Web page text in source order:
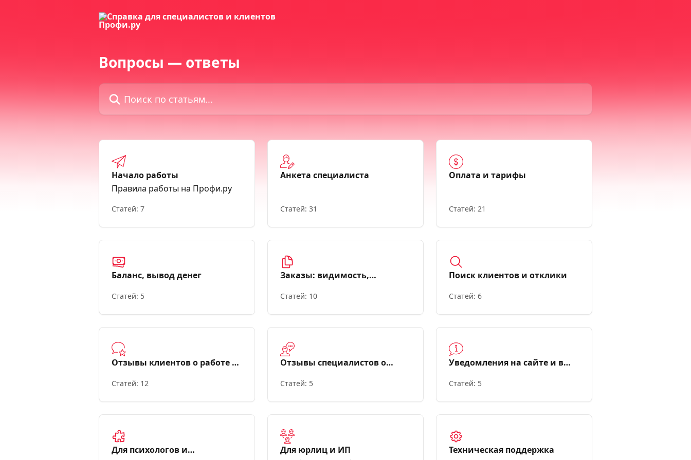
Вопросы — ответы
Поиск по статьям...
Начало работы
Правила работы на Профи.ру
Статей: 7
Анкета специалиста
Статей: 31
Оплата и тарифы
Статей: 21
Баланс, вывод денег
Статей: 5
Заказы: видимость,
Статей: 10
Поиск клиентов и отклики
Статей: 6
Отзывы клиентов о работе со
Статей: 12
Отзывы специалистов о
Статей: 5
Уведомления на сайте и в
Статей: 5
Для психологов и
Для юрлиц и ИП
Техническая поддержка